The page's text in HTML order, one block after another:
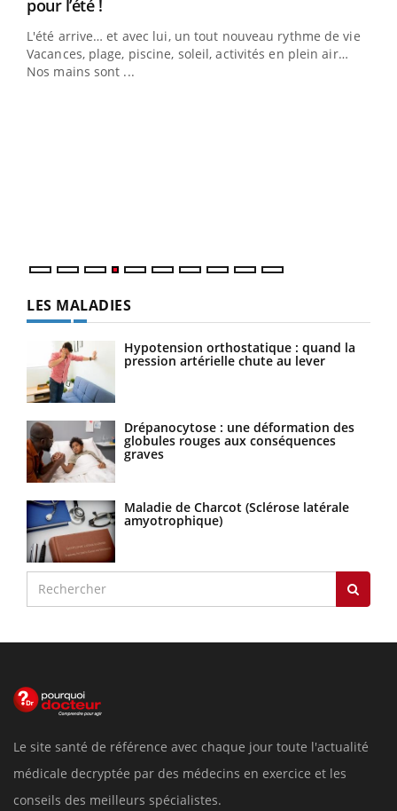
pour l’été !Youtube
L'été arrive… et avec lui, un tout nouveau rythme de vie !
Vacances, plage, piscine, soleil, activités en plein air…
Nos mains sont ...
LES MALADIES
Hypotension orthostatique : quand la
pression artérielle chute au lever
Drépanocytose : une déformation des
globules rouges aux conséquences
graves
Maladie de Charcot (Sclérose latérale
amyotrophique)
Le site santé de référence avec chaque jour toute l'actualité
médicale decryptée par des médecins en exercice et les
conseils des meilleurs spécialistes.